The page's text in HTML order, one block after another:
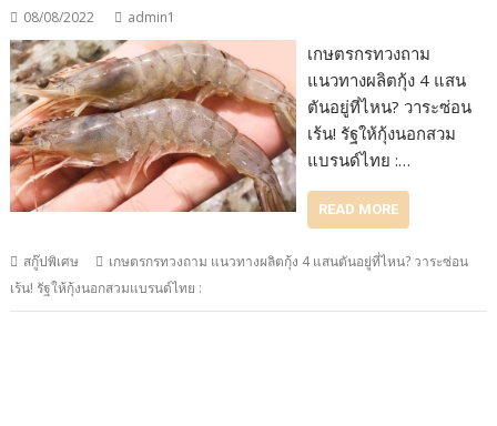
08/08/2022 admin1
เกษตรกรทวงถาม
แนวทางผลิตกุ้ง 4 แสน
ตันอยู่ที่ไหน? วาระซ่อน
เร้น! รัฐให้กุ้งนอกสวม
แบรนด์ไทย :…
READ MORE
สกู๊ปพิเศษ
เกษตรกรทวงถาม แนวทางผลิตกุ้ง 4 แสนตันอยู่ที่ไหน? วาระซ่อน
เร้น! รัฐให้กุ้งนอกสวมแบรนด์ไทย :